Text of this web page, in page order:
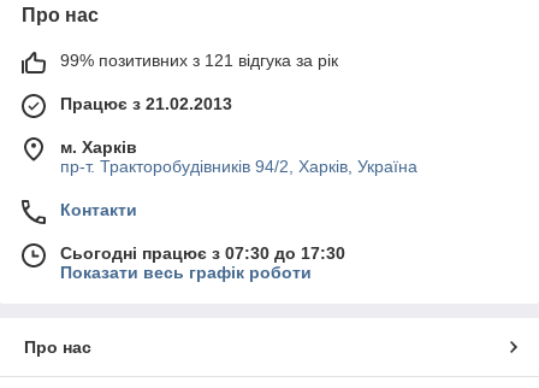
Про нас
99% позитивних з 121 відгука за рік
Працює з 21.02.2013
м. Харків
пр-т. Тракторобудівників 94/2, Харків, Україна
Контакти
Сьогодні працює з 07:30 до 17:30
Показати весь графік роботи
Про нас